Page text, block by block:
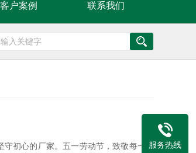
客户案例 联系我们
初心的厂家。五一劳动节，致敬每一位服务热线